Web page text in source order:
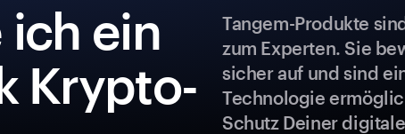
ein
Krypto-
Tangem-Produkte
zum Experten. Sie
sicher auf und sind
Technologie
Schutz Deiner